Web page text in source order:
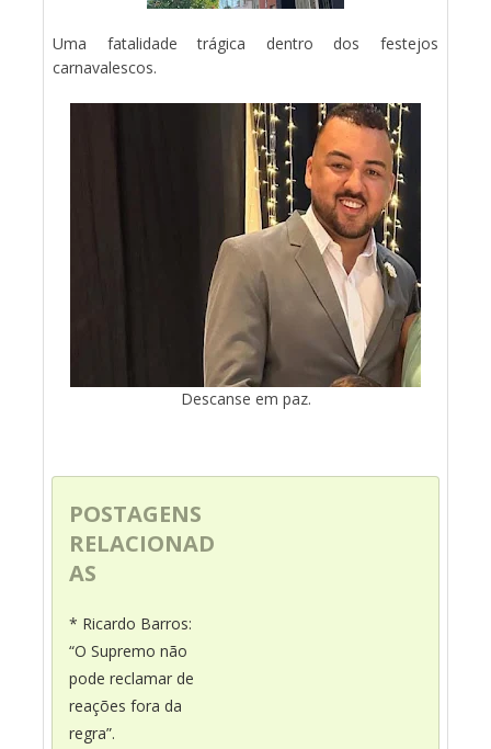
Uma fatalidade trágica dentro dos festejos
carnavalescos.
Descanse em paz.
POSTAGENS
RELACIONAD
AS
* Ricardo Barros:
“O Supremo não
pode reclamar de
reações fora da
regra”.